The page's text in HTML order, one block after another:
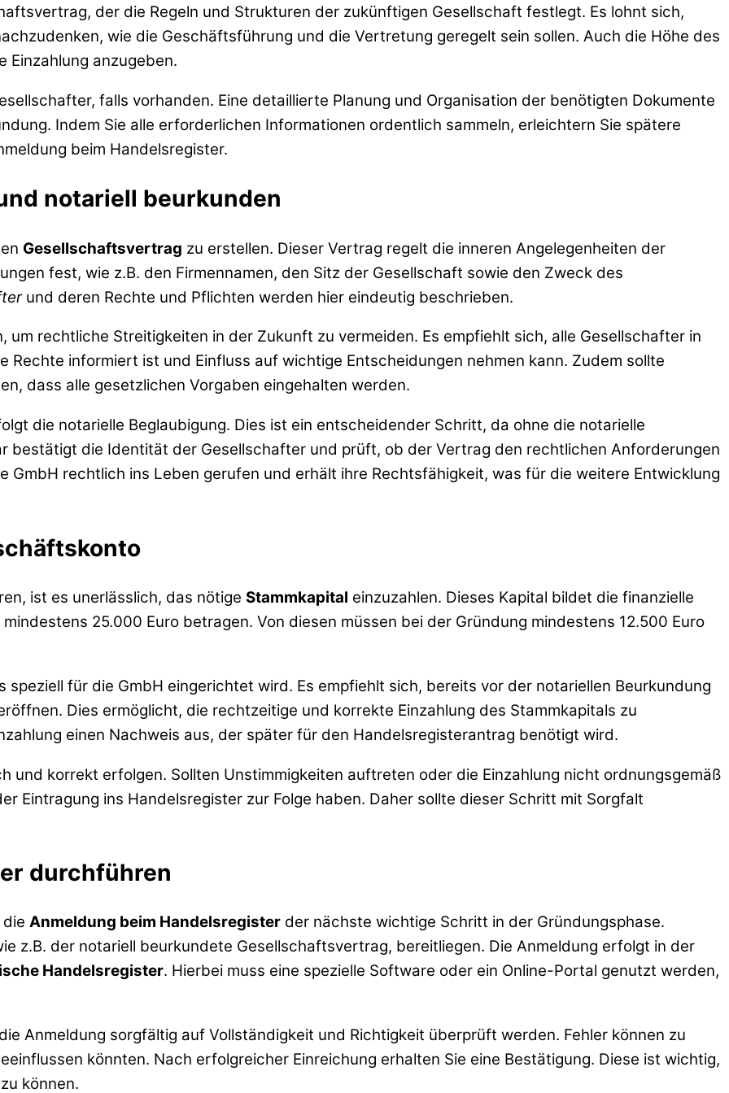
der die Regeln und Strukturen der zukünftigen Gesellschaft festlegt. Es lohnt sich,
wie die Geschäftsführung und die Vertretung geregelt sein sollen. Auch die Höhe des
Einzahlung anzugeben.
falls vorhanden. Eine detaillierte Planung und Organisation der benötigten Dokumente
Indem Sie alle erforderlichen Informationen ordentlich sammeln, erleichtern Sie spätere
beim Handelsregister.
notariell beurkunden
Gesellschaftsvertrag zu erstellen. Dieser Vertrag regelt die inneren Angelegenheiten der
fest, wie z.B. den Firmennamen, den Sitz der Gesellschaft sowie den Zweck des
und deren Rechte und Pflichten werden hier eindeutig beschrieben.
rechtliche Streitigkeiten in der Zukunft zu vermeiden. Es empfiehlt sich, alle Gesellschafter in
Rechte informiert ist und Einfluss auf wichtige Entscheidungen nehmen kann. Zudem sollte
dass alle gesetzlichen Vorgaben eingehalten werden.
die notarielle Beglaubigung. Dies ist ein entscheidender Schritt, da ohne die notarielle
bestätigt die Identität der Gesellschafter und prüft, ob der Vertrag den rechtlichen Anforderungen
GmbH rechtlich ins Leben gerufen und erhält ihre Rechtsfähigkeit, was für die weitere Entwicklung
ist es unerlässlich, das nötige Stammkapital einzuzahlen. Dieses Kapital bildet die finanzielle
25.000 Euro betragen. Von diesen müssen bei der Gründung mindestens 12.500 Euro
speziell für die GmbH eingerichtet wird. Es empfiehlt sich, bereits vor der notariellen Beurkundung
Dies ermöglicht, die rechtzeitige und korrekte Einzahlung des Stammkapitals zu
einen Nachweis aus, der später für den Handelsregisterantrag benötigt wird.
und korrekt erfolgen. Sollten Unstimmigkeiten auftreten oder die Einzahlung nicht ordnungsgemäß
Eintragung ins Handelsregister zur Folge haben. Daher sollte dieser Schritt mit Sorgfalt
durchführen
Anmeldung beim Handelsregister der nächste wichtige Schritt in der Gründungsphase.
z.B. der notariell beurkundete Gesellschaftsvertrag, bereitliegen. Die Anmeldung erfolgt in der
Handelsregister. Hierbei muss eine spezielle Software oder ein Online-Portal genutzt werden,
Anmeldung sorgfältig auf Vollständigkeit und Richtigkeit überprüft werden. Fehler können zu
könnten. Nach erfolgreicher Einreichung erhalten Sie eine Bestätigung. Diese ist wichtig,
können.